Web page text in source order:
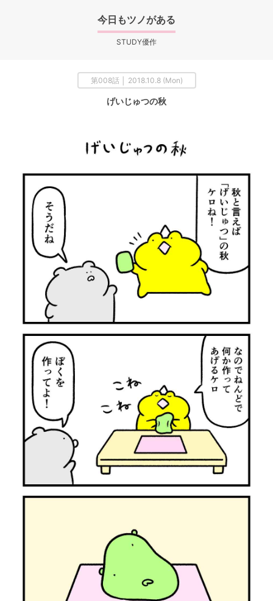
今日もツノがある
STUDY優作
第008話 │ 2018.10.8 (Mon)
げいじゅつの秋